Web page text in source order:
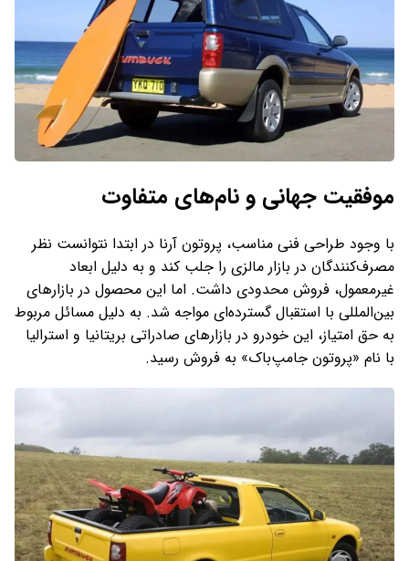
موفقیت جهانی و نام‌های متفاوت
با وجود طراحی فنی مناسب، پروتون آرنا در ابتدا نتوانست نظر
مصرف‌کنندگان در بازار مالزی را جلب کند و به دلیل ابعاد
غیرمعمول، فروش محدودی داشت. اما این محصول در بازارهای
بین‌المللی با استقبال گسترده‌ای مواجه شد. به دلیل مسائل مربوط
به حق امتیاز، این خودرو در بازارهای صادراتی بریتانیا و استرالیا
با نام «پروتون جامپ‌باک» به فروش رسید.